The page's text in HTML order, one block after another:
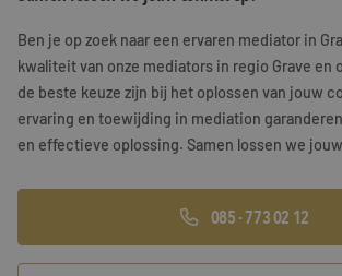
Training & Leiderschap
Referenties
Blogs
Documenten
Ben je op zoek naar een ervaren mediator in
kwaliteit van onze mediators in regio Grave en
de beste keuze zijn bij het oplossen van jouw
ervaring en toewijding in mediation
en effectieve oplossing. Samen lossen we
085 - 773 02 12